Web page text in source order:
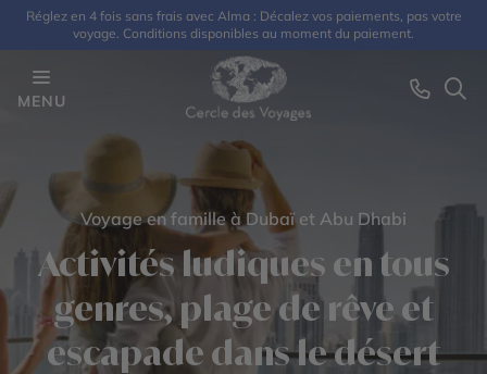
Réglez en 4 fois sans frais avec Alma : Décalez vos paiements, pas votre
voyage. Conditions disponibles au moment du paiement.
MENU
Voyage en famille à Dubaï et Abu Dhabi
Activités ludiques en tous
genres, plage de rêve et
escapade dans le désert